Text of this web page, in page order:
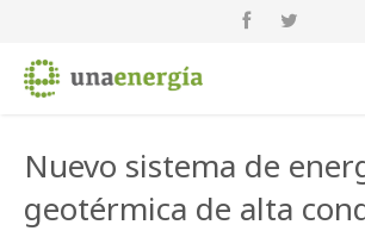
Nuevo sistema de
geotérmica de alta